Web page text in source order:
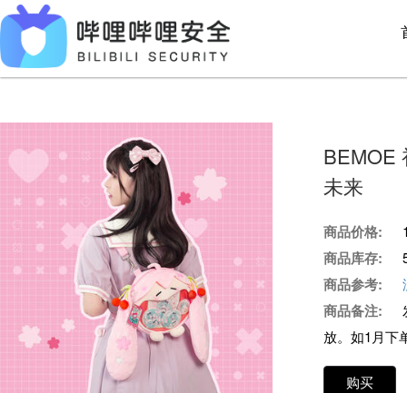
BEMOE
未来
商品价格:
商品库存:
商品参考:
商品备注:
放。如1月下
购买